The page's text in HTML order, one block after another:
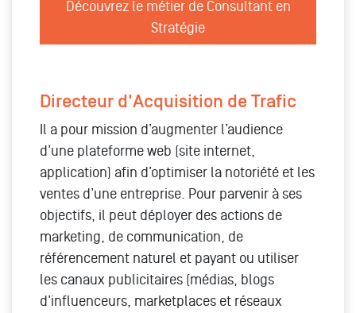
Découvrez le métier de Consultant en
Stratégie
Directeur d'Acquisition de Trafic
Il a pour mission d’augmenter l’audience
d’une plateforme web (site internet,
application) afin d’optimiser la notoriété et les
ventes d’une entreprise. Pour parvenir à ses
objectifs, il peut déployer des actions de
marketing, de communication, de
référencement naturel et payant ou utiliser
les canaux publicitaires (médias, blogs
d’influenceurs, marketplaces et réseaux